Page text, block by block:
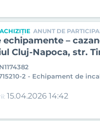
ANUNT DE
echipamente –
Cluj-Napoca, str.
2 - Echipament de
15.04.2026 14:42